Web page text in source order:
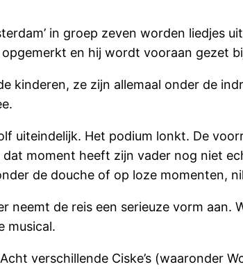
in groep zeven worden liedjes
en hij wordt vooraan gezet
kinderen, ze zijn allemaal onder de
uiteindelijk. Het podium lonkt. De
moment heeft zijn vader nog niet
de douche of op loze momenten,
neemt de reis een serieuze vorm
musical.
verschillende Ciske’s (waaronder